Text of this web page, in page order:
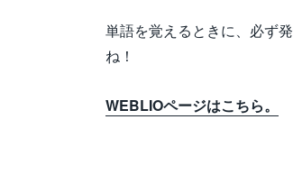
単語を覚えるときに、必ず
ね！
WEBLIOページはこちら。